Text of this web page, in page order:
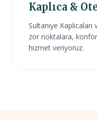
Kaplıca &
Sultaniye Kaplıcaları
zor noktalara,
hizmet veriyoruz.